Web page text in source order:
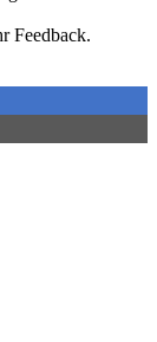
Feedback.